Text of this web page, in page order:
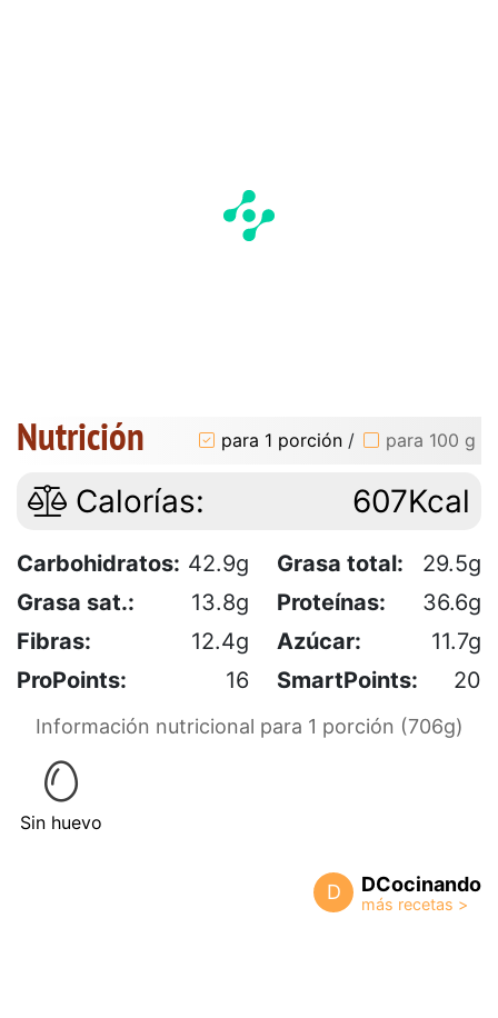
Nutrición para 1 porción / para 100 g
Calorías: 607Kcal
Carbohidratos: 42.9g Grasa total:
29.5g
Grasa sat.:
13.8g Proteínas:
36.6g
Fibras:
12.4g Azúcar:
11.7g
ProPoints:
16 SmartPoints: 20
Información nutricional para 1 porción (706g)
Sin huevo
D DCocinando